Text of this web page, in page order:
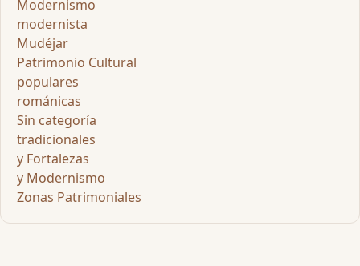
Modernismo
modernista
Mudéjar
Patrimonio Cultural
populares
románicas
Sin categoría
tradicionales
y Fortalezas
y Modernismo
Zonas Patrimoniales